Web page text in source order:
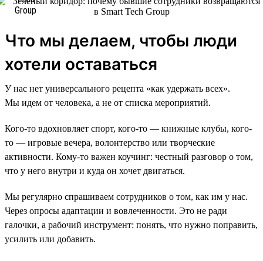
Что мы делаем, чтобы люди
хотели оставаться
У нас нет универсального рецепта «как удержать всех».
Мы идем от человека, а не от списка мероприятий.
Кого-то вдохновляет спорт, кого-то — книжные клубы, кого-
то — игровые вечера, волонтерство или творческие
активности. Кому-то важен коучинг: честный разговор о том,
что у него внутри и куда он хочет двигаться.
Мы регулярно спрашиваем сотрудников о том, как им у нас.
Через опросы адаптации и вовлеченности. Это не ради
галочки, а рабочий инструмент: понять, что нужно поправить,
усилить или добавить.